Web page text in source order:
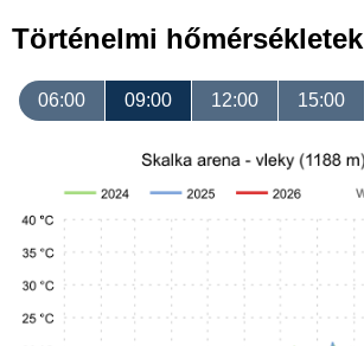
Történelmi hőmérsékletek
06:00 09:00 12:00 15:00